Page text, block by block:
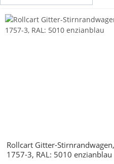
Rollcart Gitter-
1757-3, RAL: 5010 enzianblau